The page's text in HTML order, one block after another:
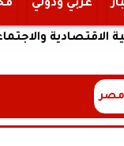
عربي ودولي
للعام المالي
مصر